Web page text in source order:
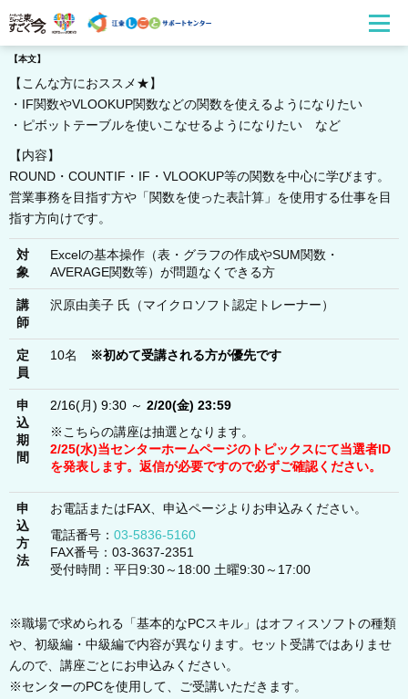
【本文】
【こんな方におススメ★】
・IF関数やVLOOKUP関数などの関数を使えるようになりたい
・ピボットテーブルを使いこなせるようになりたい など
【内容】
ROUND・COUNTIF・IF・VLOOKUP等の関数を中心に学びます。
営業事務を目指す方や「関数を使った表計算」を使用する仕事を目
指す方向けです。
対
象
Excelの基本操作（表・グラフの作成やSUM関数・
AVERAGE関数等）が問題なくできる方
講
師
沢原由美子 氏（マイクロソフト認定トレーナー）
定
員
10名 ※初めて受講される方が優先です
申
込
期
間
2/16(月) 9:30 ～ 2/20(金) 23:59
※こちらの講座は抽選となります。
2/25(水)当センターホームページのトピックスにて当選者ID
を発表します。返信が必要ですので必ずご確認ください。
申
込
方
法
お電話またはFAX、申込ページよりお申込みください。
電話番号： 03-5836-5160
FAX番号：03-3637-2351
受付時間：平日9:30～18:00 土曜9:30～17:00
※職場で求められる「基本的なPCスキル」はオフィスソフトの種類
や、初級編・中級編で内容が異なります。セット受講ではありませ
んので、講座ごとにお申込みください。
※センターのPCを使用して、ご受講いただきます。